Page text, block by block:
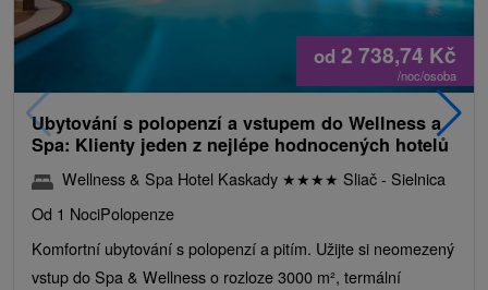
od 2 738,74 Kč
/noc/osoba
Ubytování s polopenzí a vstupem do Wellness a
Spa: Klienty jeden z nejlépe hodnocených hotelů
Wellness & Spa Hotel Kaskady ★★★★ Sliač - Sielnica
Od 1 NociPolopenze
Komfortní ubytování s polopenzí a pitím. Užijte si neomezený
vstup do Spa & Wellness o rozloze 3000 m², termální